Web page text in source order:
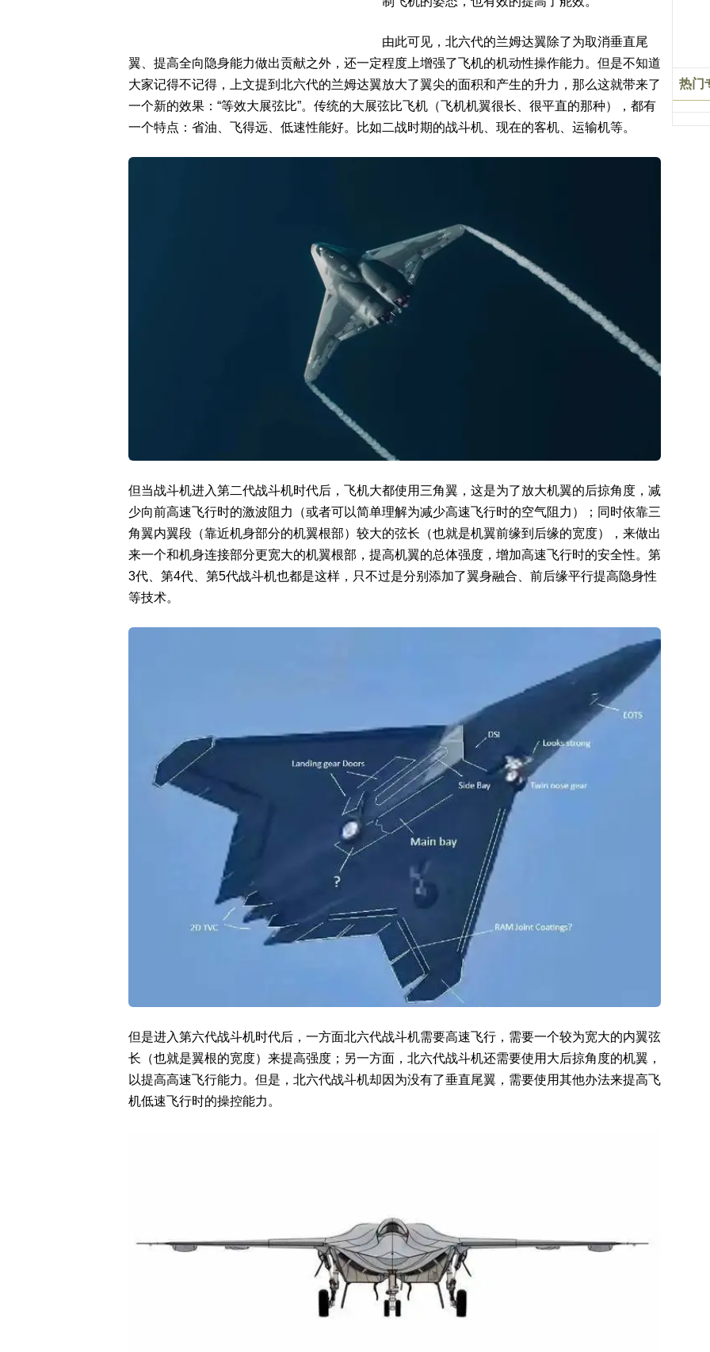
由此可见，北六代的兰姆达翼除了为取消垂直尾
翼、提高全向隐身能力做出贡献之外，还一定程度上增强了飞机的机动性操作能力。但是不知道
大家记得不记得，上文提到北六代的兰姆达翼放大了翼尖的面积和产生的升力，那么这就带来了
一个新的效果：“等效大展弦比”。传统的大展弦比飞机（飞机机翼很长、很平直的那种），都有
一个特点：省油、飞得远、低速性能好。比如二战时期的战斗机、现在的客机、运输机等。
但当战斗机进入第二代战斗机时代后，飞机大都使用三角翼，这是为了放大机翼的后掠角度，减
少向前高速飞行时的激波阻力（或者可以简单理解为减少高速飞行时的空气阻力）；同时依靠三
角翼内翼段（靠近机身部分的机翼根部）较大的弦长（也就是机翼前缘到后缘的宽度），来做出
来一个和机身连接部分更宽大的机翼根部，提高机翼的总体强度，增加高速飞行时的安全性。第
3代、第4代、第5代战斗机也都是这样，只不过是分别添加了翼身融合、前后缘平行提高隐身性
等技术。
但是进入第六代战斗机时代后，一方面北六代战斗机需要高速飞行，需要一个较为宽大的内翼弦
长（也就是翼根的宽度）来提高强度；另一方面，北六代战斗机还需要使用大后掠角度的机翼，
以提高高速飞行能力。但是，北六代战斗机却因为没有了垂直尾翼，需要使用其他办法来提高飞
机低速飞行时的操控能力。
热门